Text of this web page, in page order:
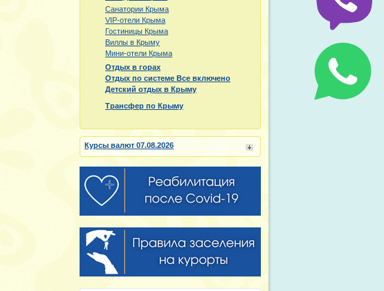
Санатории Крыма
VIP-отели Крыма
Гостиницы Крыма
Виллы в Крыму
Мини-отели Крыма
Отдых в горах
Отдых по системе Все включено
Детский отдых в Крыму
Трансфер по Крыму
Курсы валют 07.08.2026